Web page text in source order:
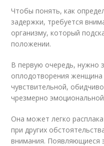
Чтобы понять, как
задержки, требуется
организму, который
положении.
В первую очередь, нужно
оплодотворения женщина
чувствительной,
чрезмерно
Она может легко
при других
внимания. Появляющиеся